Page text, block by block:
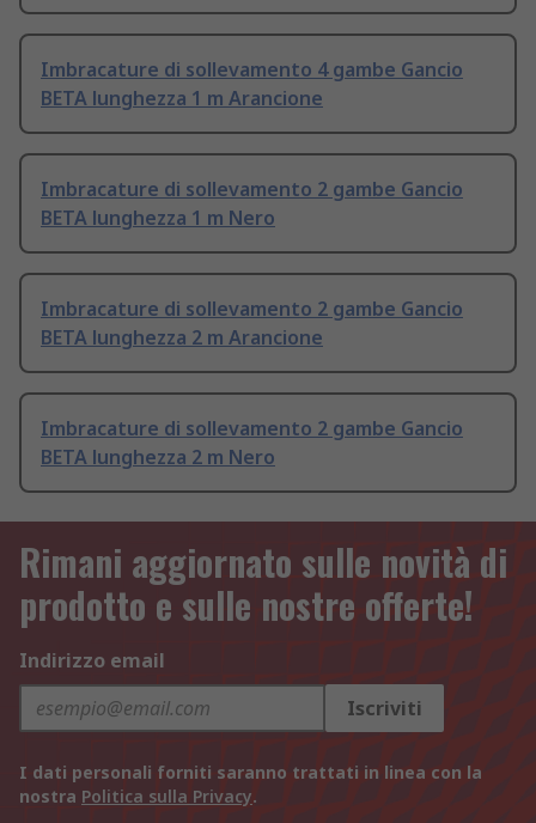
Imbracature di sollevamento 4 gambe Gancio
BETA lunghezza 1 m Arancione
Imbracature di sollevamento 2 gambe Gancio
BETA lunghezza 1 m Nero
Imbracature di sollevamento 2 gambe Gancio
BETA lunghezza 2 m Arancione
Imbracature di sollevamento 2 gambe Gancio
BETA lunghezza 2 m Nero
Rimani aggiornato sulle novità di
prodotto e sulle nostre offerte!
Indirizzo email
Iscriviti
I dati personali forniti saranno trattati in linea con la
nostra Politica sulla Privacy.